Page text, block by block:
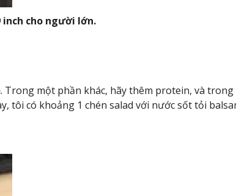
inch cho người lớn.
một phần khác, hãy thêm protein, và
có khoảng 1 chén salad với nước sốt tỏi